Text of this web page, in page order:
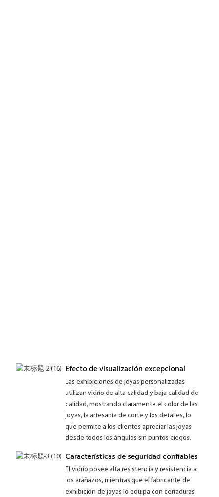
Efecto de visualización excepcional
Las exhibiciones de joyas personalizadas
utilizan vidrio de alta calidad y baja calidad de
calidad, mostrando claramente el color de las
joyas, la artesanía de corte y los detalles, lo
que permite a los clientes apreciar las joyas
desde todos los ángulos sin puntos ciegos.
Características de seguridad confiables
El vidrio posee alta resistencia y resistencia a
los arañazos, mientras que el fabricante de
exhibición de joyas lo equipa con cerraduras